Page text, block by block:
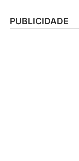
PUBLICIDADE